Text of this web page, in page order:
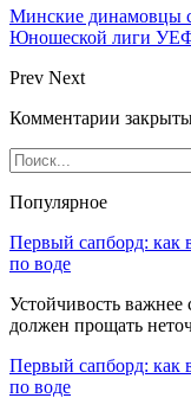
Минские динамовцы
Юношеской лиги
Prev Next
Комментарии
Популярное
Первый сапборд: как
по воде
Устойчивость
должен прощать
Первый сапборд: как
по воде